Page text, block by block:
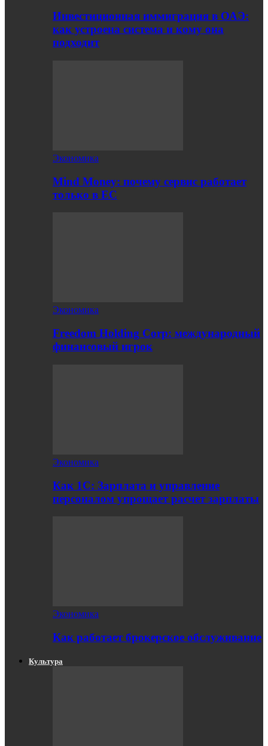
Инвестиционная иммиграция в ОАЭ:
как устроена система и кому она
подходит
Экономика
Mind Money: почему сервис работает
только в ЕС
Экономика
Freedom Holding Corp: международный
финансовый игрок
Экономика
Как 1С: Зарплата и управление
персоналом упрощает расчет зарплаты
Экономика
Как работает брокерское обслуживание
Культура